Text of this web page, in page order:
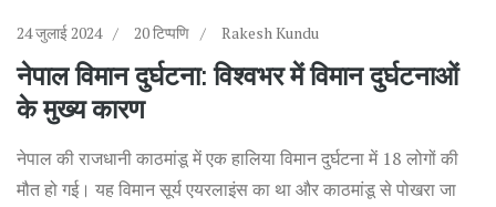
24 जुलाई 2024 20 टिप्पणि Rakesh Kundu
नेपाल विमान दुर्घटना: विश्वभर में विमान दुर्घटनाओं
के मुख्य कारण
नेपाल की राजधानी काठमांडू में एक हालिया विमान दुर्घटना में 18 लोगों की
मौत हो गई। यह विमान सूर्य एयरलाइंस का था और काठमांडू से पोखरा जा